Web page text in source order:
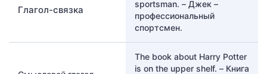
Глагол-связка
sportsman. – Джек –
профессиональный
спортсмен.
The book about Harry Potter
is on the upper shelf. – Книга